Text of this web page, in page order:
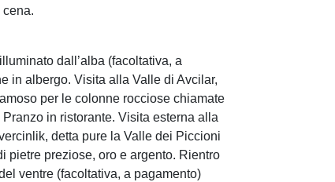
dall’alba (facoltativa, a
in albergo. Visita alla Valle di Avcilar,
per le colonne rocciose chiamate
in ristorante. Visita esterna alla
detta pure la Valle dei Piccioni
pietre preziose, oro e argento. Rientro
ventre (facoltativa, a pagamento)